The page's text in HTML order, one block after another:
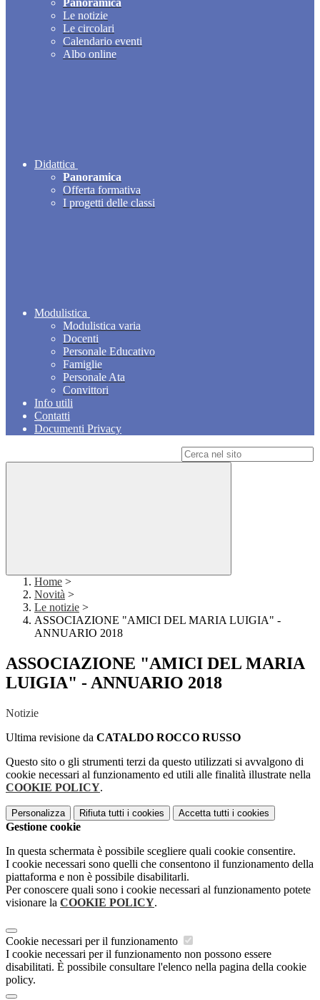
Panoramica
Le notizie
Le circolari
Calendario eventi
Albo online
Didattica
Panoramica
Offerta formativa
I progetti delle classi
Modulistica
Modulistica varia
Docenti
Personale Educativo
Famiglie
Personale Ata
Convittori
Info utili
Contatti
Documenti Privacy
Home >
Novità >
Le notizie >
ASSOCIAZIONE "AMICI DEL MARIA LUIGIA" -
ANNUARIO 2018
ASSOCIAZIONE "AMICI DEL MARIA
LUIGIA" - ANNUARIO 2018
Notizie
Ultima revisione da CATALDO ROCCO RUSSO
Questo sito o gli strumenti terzi da questo utilizzati si avvalgono di
cookie necessari al funzionamento ed utili alle finalità illustrate nella
COOKIE POLICY.
Personalizza Rifiuta tutti i cookies Accetta tutti i cookies
Gestione cookie
In questa schermata è possibile scegliere quali cookie consentire.
I cookie necessari sono quelli che consentono il funzionamento della
piattaforma e non è possibile disabilitarli.
Per conoscere quali sono i cookie necessari al funzionamento potete
visionare la COOKIE POLICY.
Cookie necessari per il funzionamento
I cookie necessari per il funzionamento non possono essere
disabilitati. È possibile consultare l'elenco nella pagina della cookie
policy.